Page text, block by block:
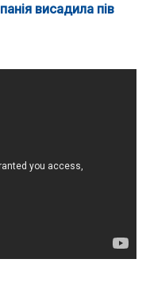
висадила пів